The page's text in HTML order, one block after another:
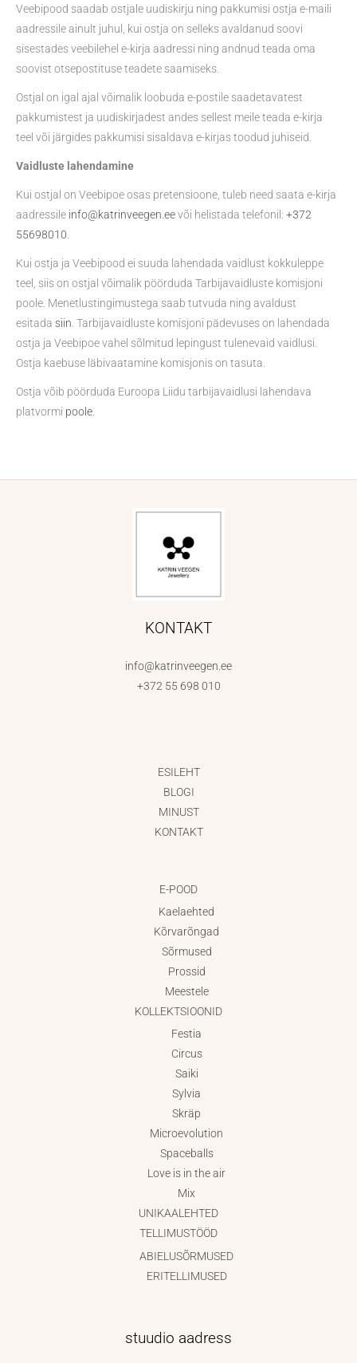
Veebipood saadab ostjale uudiskirju ning pakkumisi ostja e-maili
aadressile ainult juhul, kui ostja on selleks avaldanud soovi
sisestades veebilehel e-kirja aadressi ning andnud teada oma
soovist otsepostituse teadete saamiseks.
Ostjal on igal ajal võimalik loobuda e-postile saadetavatest
pakkumistest ja uudiskirjadest andes sellest meile teada e-kirja
teel või järgides pakkumisi sisaldava e-kirjas toodud juhiseid.
Vaidluste lahendamine
Kui ostjal on Veebipoe osas pretensioone, tuleb need saata e-kirja
aadressile info@katrinveegen.eevõi helistada telefonil: +372
55698010.
Kui ostja ja Veebipood ei suuda lahendada vaidlust kokkuleppe
teel, siis on ostjal võimalik pöörduda Tarbijavaidluste komisjoni
poole. Menetlustingimustega saab tutvuda ning avaldust
esitada siin. Tarbijavaidluste komisjoni pädevuses on lahendada
ostja ja Veebipoe vahel sõlmitud lepingust tulenevaid vaidlusi.
Ostja kaebuse läbivaatamine komisjonis on tasuta.
Ostja võib pöörduda Euroopa Liidu tarbijavaidlusi lahendava
platvormi poole
KONTAKT
info@katrinveegen.ee
+372 55 698 010
ESILEHT
BLOGI
MINUST
KONTAKT
E-POOD
Kaelaehted
Kõrvarõngad
Sõrmused
Prossid
Meestele
KOLLEKTSIOONID
Festia
Circus
Saiki
Sylvia
Skräp
Microevolution
Spaceballs
Love is in the air
Mix
UNIKAALEHTED
TELLIMUSTÖÖD
ABIELUSÕRMUSED
ERITELLIMUSED
stuudio aadress